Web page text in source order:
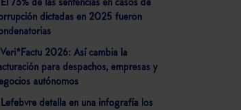
73% de las sentencias en casos de
dictadas en 2025 fueron
2026: Así cambia la
para despachos, empresas y
autónomos
detalla en una infografía los